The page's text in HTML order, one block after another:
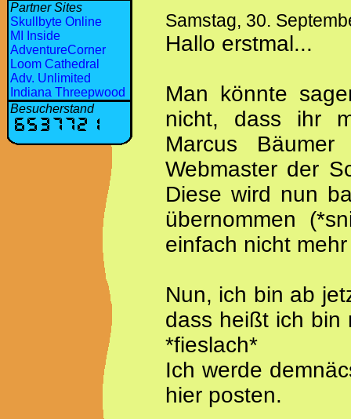
Partner Sites
Skullbyte Online
MI Inside
AdventureCorner
Loom Cathedral
Adv. Unlimited
Indiana Threepwood
Besucherstand
Samstag, 30.
Hallo erstmal...
Man könnte
nicht, dass ihr
Marcus
Webmaster der
Diese wird nun
übernommen
einfach nicht
Nun, ich bin ab
dass heißt ich bin
*fieslach*
Ich werde
hier posten.